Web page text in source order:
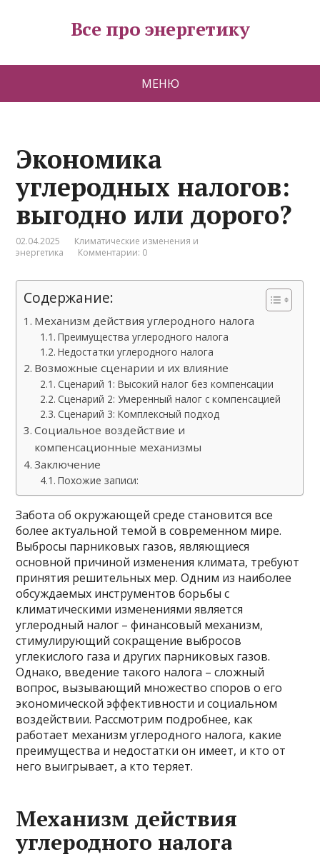
Все про энергетику
МЕНЮ
Экономика
углеродных налогов:
выгодно или дорого?
02.04.2025
Климатические изменения и
энергетика
Комментарии: 0
Содержание:
Механизм действия углеродного налога
Преимущества углеродного налога
Недостатки углеродного налога
Возможные сценарии и их влияние
Сценарий 1: Высокий налог без компенсации
Сценарий 2: Умеренный налог с компенсацией
Сценарий 3: Комплексный подход
Социальное воздействие и
компенсационные механизмы
Заключение
Похожие записи:
Забота об окружающей среде становится все
более актуальной темой в современном мире.
Выбросы парниковых газов, являющиеся
основной причиной изменения климата, требуют
принятия решительных мер. Одним из наиболее
обсуждаемых инструментов борьбы с
климатическими изменениями является
углеродный налог – финансовый механизм,
стимулирующий сокращение выбросов
углекислого газа и других парниковых газов.
Однако, введение такого налога – сложный
вопрос, вызывающий множество споров о его
экономической эффективности и социальном
воздействии. Рассмотрим подробнее, как
работает механизм углеродного налога, какие
преимущества и недостатки он имеет, и кто от
него выигрывает, а кто теряет.
Механизм действия
углеродного налога